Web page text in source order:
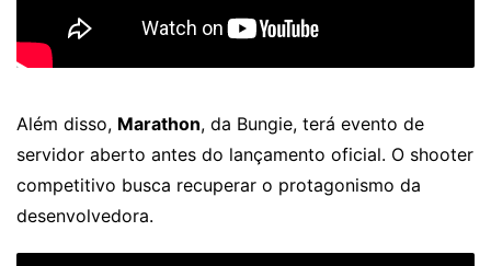
Além disso, Marathon, da Bungie, terá evento de
servidor aberto antes do lançamento oficial. O shooter
competitivo busca recuperar o protagonismo da
desenvolvedora.